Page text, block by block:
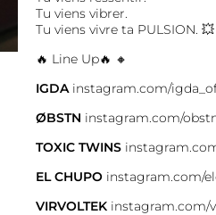
Tu viens vibrer.
Tu viens vivre ta PULSION. 💥
🔥 Line Up🔥 🔸
IGDA instagram.com/
ØBSTN instagram.com/
TOXIC TWINS
EL CHUPO instagram.com/
VIRVOLTEK instagram.com/